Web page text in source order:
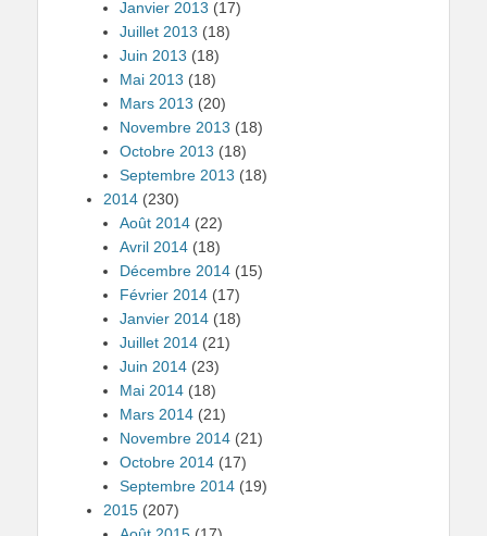
Janvier 2013 (17)
Juillet 2013 (18)
Juin 2013 (18)
Mai 2013 (18)
Mars 2013 (20)
Novembre 2013 (18)
Octobre 2013 (18)
Septembre 2013 (18)
2014 (230)
Août 2014 (22)
Avril 2014 (18)
Décembre 2014 (15)
Février 2014 (17)
Janvier 2014 (18)
Juillet 2014 (21)
Juin 2014 (23)
Mai 2014 (18)
Mars 2014 (21)
Novembre 2014 (21)
Octobre 2014 (17)
Septembre 2014 (19)
2015 (207)